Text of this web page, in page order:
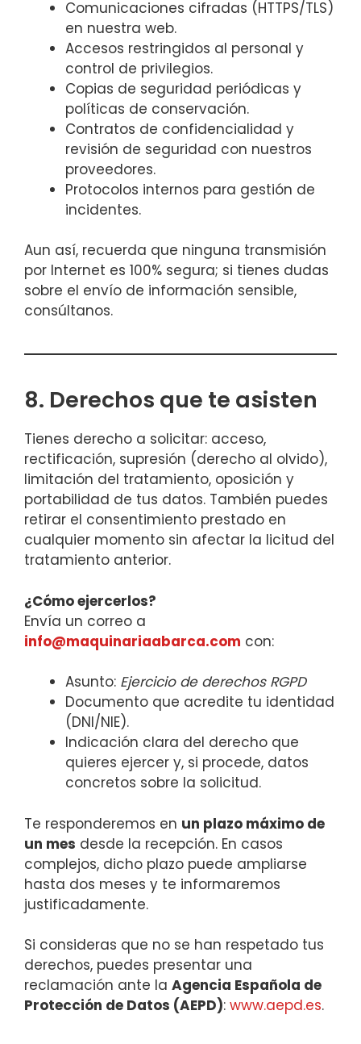
Comunicaciones cifradas (HTTPS/TLS)
en nuestra web.
Accesos restringidos al personal y
control de privilegios.
Copias de seguridad periódicas y
políticas de conservación.
Contratos de confidencialidad y
revisión de seguridad con nuestros
proveedores.
Protocolos internos para gestión de
incidentes.
Aun así, recuerda que ninguna transmisión
por Internet es 100% segura; si tienes dudas
sobre el envío de información sensible,
consúltanos.
8. Derechos que te asisten
Tienes derecho a solicitar: acceso,
rectificación, supresión (derecho al olvido),
limitación del tratamiento, oposición y
portabilidad de tus datos. También puedes
retirar el consentimiento prestado en
cualquier momento sin afectar la licitud del
tratamiento anterior.
¿Cómo ejercerlos?
Envía un correo a
info@maquinariaabarca.com con:
Asunto: Ejercicio de derechos RGPD
Documento que acredite tu identidad
(DNI/NIE).
Indicación clara del derecho que
quieres ejercer y, si procede, datos
concretos sobre la solicitud.
Te responderemos en un plazo máximo de
un mes desde la recepción. En casos
complejos, dicho plazo puede ampliarse
hasta dos meses y te informaremos
justificadamente.
Si consideras que no se han respetado tus
derechos, puedes presentar una
reclamación ante la Agencia Española de
Protección de Datos (AEPD): www.aepd.es.